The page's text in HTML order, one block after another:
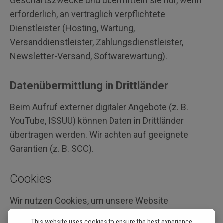
erforderlich, an vertraglich verpflichtete
Dienstleister (Hosting, Wartung,
Versanddienstleister, Zahlungsdienstleister,
Newsletter-Versand, Softwarewartung).
Datenübermittlung in Drittländer
Beim Aufruf externer digitaler Angebote (z. B.
YouTube, ISSUU) können Daten in Drittländer
übertragen werden. Wir achten auf geeignete
Garantien (z. B. SCC).
Cookies
Wir nutzen Cookies, um unsere Website